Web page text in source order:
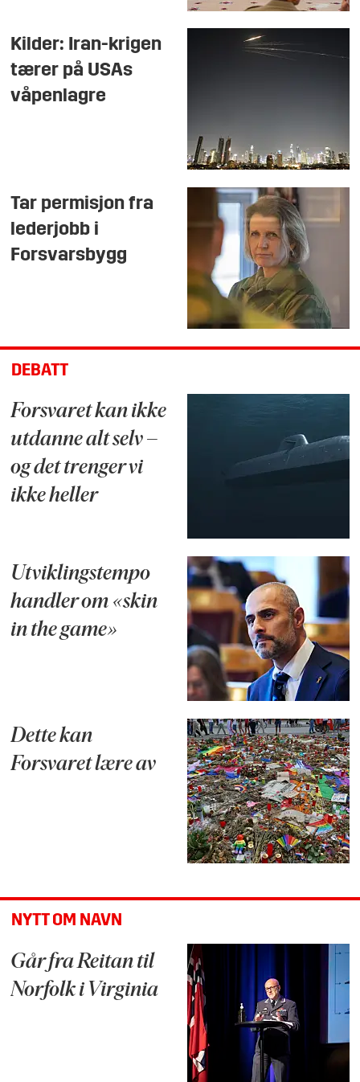
Kilder: Iran-krigen
tærer på USAs
våpenlagre
Tar permisjon fra
lederjobb i
Forsvarsbygg
DEBATT
Forsvaret kan ikke
utdanne alt selv –
og det trenger vi
ikke heller
Utviklingstempo
handler om «skin
in the game»
Dette kan
Forsvaret lære av
NYTT OM NAVN
Går fra Reitan til
Norfolk i Virginia